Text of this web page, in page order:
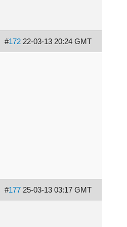
#172 22-03-13 20:24 GMT
#177 25-03-13 03:17 GMT